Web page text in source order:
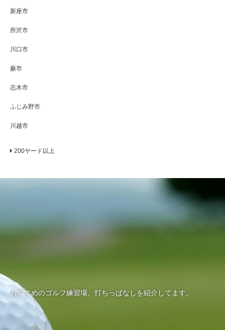
新座市
所沢市
川口市
蕨市
志木市
ふじみ野市
川越市
200ヤード以上
おすすめのゴルフ練習場、打ちっぱなしを紹介してます。